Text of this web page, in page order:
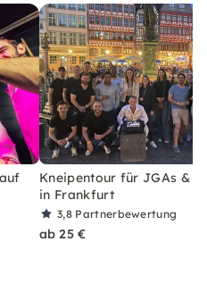
Kneipentour für JGAs &
in Frankfurt
3,8 Partnerbewertung
ab 25 €